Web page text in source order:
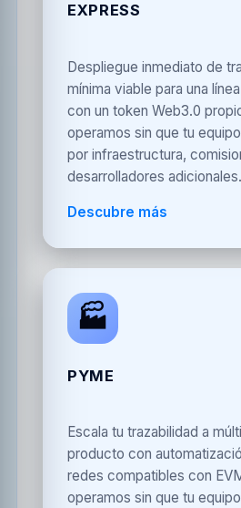
EXPRESS
Despliegue inmediato de
mínima viable para una
con un token Web3.0
operamos sin que tu
por infraestructura,
desarrolladores adicionales.
Descubre más
🏭
PYME
Escala tu trazabilidad a
producto con
redes compatibles con
operamos sin que tu